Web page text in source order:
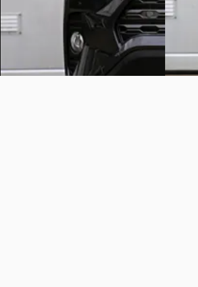
· HEIJEN 4,4 18)
Bekijk aanbieding →
Bekijk